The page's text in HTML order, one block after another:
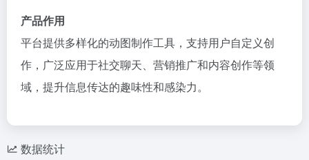
产品作用
平台提供多样化的动图制作工具，支持用户自定义创
作，广泛应用于社交聊天、营销推广和内容创作等领
域，提升信息传达的趣味性和感染力。
数据统计